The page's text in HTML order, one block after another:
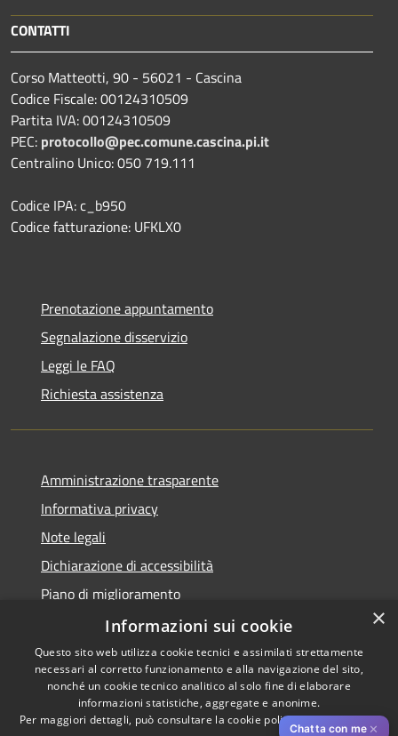
CONTATTI
Corso Matteotti, 90 - 56021 - Cascina
Codice Fiscale: 00124310509
Partita IVA: 00124310509
PEC: protocollo@pec.comune.cascina.pi.it
Centralino Unico: 050 719.111
Codice IPA: c_b950
Codice fatturazione: UFKLX0
Prenotazione appuntamento
Segnalazione disservizio
Leggi le FAQ
Richiesta assistenza
Amministrazione trasparente
Informativa privacy
Note legali
Dichiarazione di accessibilità
Piano di miglioramento
Accessibilità
Privacy
Copyright © 2026 • Comune di
Cascina • Powered by
Municipium•Accesso
Chatta con me ✕
×
Informazioni sui cookie
Questo sito web utilizza cookie tecnici e assimilati strettamente
necessari al corretto funzionamento e alla navigazione del sito,
nonché un cookie tecnico analitico al solo fine di elaborare
informazioni statistiche, aggregate e anonime.
Per maggiori dettagli, può consultare la cookie policy al seguentelink